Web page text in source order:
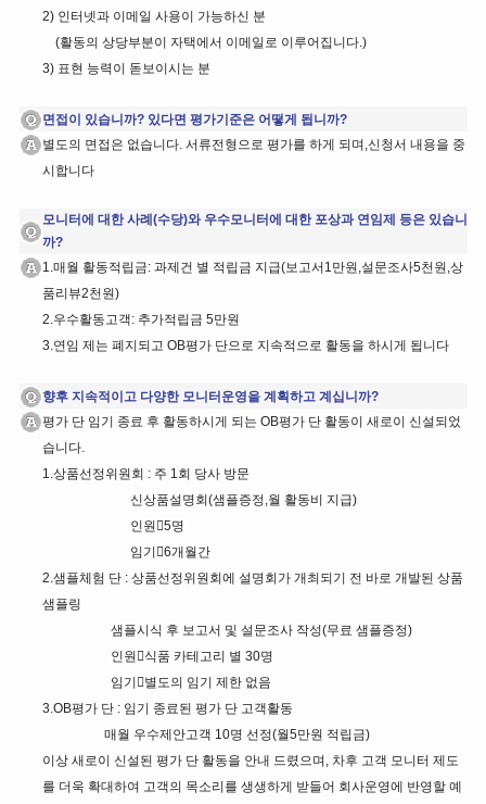
2) 인터넷과 이메일 사용이 가능하신 분
(활동의 상당부분이 자택에서 이메일로 이루어집니다.)
3) 표현 능력이 돋보이시는 분
면접이 있습니까? 있다면 평가기준은 어떻게 됩니까?
별도의 면접은 없습니다. 서류전형으로 평가를 하게 되며,신청서 내용을 중
시합니다
모니터에 대한 사례(수당)와 우수모니터에 대한 포상과 연임제 등은 있습니
까?
1.매월 활동적립금: 과제건 별 적립금 지급(보고서1만원,설문조사5천원,상
품리뷰2천원)
2.우수활동고객: 추가적립금 5만원
3.연임 제는 폐지되고 OB평가 단으로 지속적으로 활동을 하시게 됩니다
향후 지속적이고 다양한 모니터운영을 계획하고 계십니까?
평가 단 임기 종료 후 활동하시게 되는 OB평가 단 활동이 새로이 신설되었
습니다.
1.상품선정위원회 : 주 1회 당사 방문
신상품설명회(샘플증정,월 활동비 지급)
인원5명
임기6개월간
2.샘플체험 단 : 상품선정위원회에 설명회가 개최되기 전 바로 개발된 상품
샘플링
샘플시식 후 보고서 및 설문조사 작성(무료 샘플증정)
인원식품 카테고리 별 30명
임기별도의 임기 제한 없음
3.OB평가 단 : 임기 종료된 평가 단 고객활동
매월 우수제안고객 10명 선정(월5만원 적립금)
이상 새로이 신설된 평가 단 활동을 안내 드렸으며, 차후 고객 모니터 제도
를 더욱 확대하여 고객의 목소리를 생생하게 받들어 회사운영에 반영할 예